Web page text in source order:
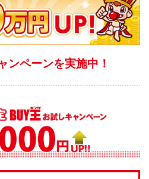
ンペーンを実施中！